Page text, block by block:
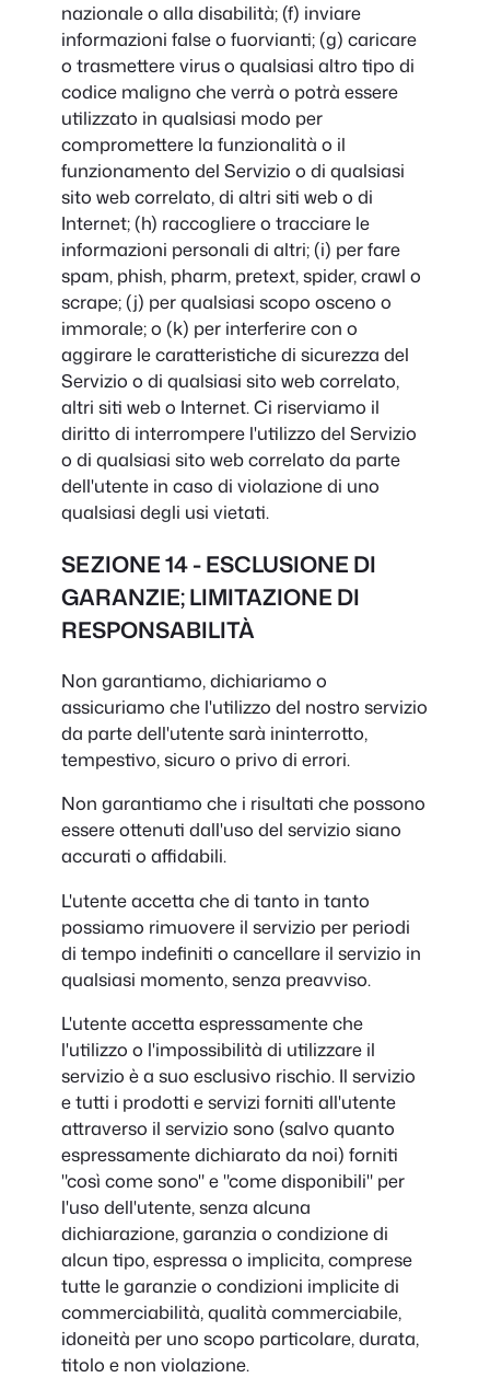
nazionale o alla disabilità; (f) inviare
informazioni false o fuorvianti; (g) caricare
o trasmettere virus o qualsiasi altro tipo di
codice maligno che verrà o potrà essere
utilizzato in qualsiasi modo per
compromettere la funzionalità o il
funzionamento del Servizio o di qualsiasi
sito web correlato, di altri siti web o di
Internet; (h) raccogliere o tracciare le
informazioni personali di altri; (i) per fare
spam, phish, pharm, pretext, spider, crawl o
scrape; (j) per qualsiasi scopo osceno o
immorale; o (k) per interferire con o
aggirare le caratteristiche di sicurezza del
Servizio o di qualsiasi sito web correlato,
altri siti web o Internet. Ci riserviamo il
diritto di interrompere l'utilizzo del Servizio
o di qualsiasi sito web correlato da parte
dell'utente in caso di violazione di uno
qualsiasi degli usi vietati.
SEZIONE 14 - ESCLUSIONE DI
GARANZIE; LIMITAZIONE DI
RESPONSABILITÀ
Non garantiamo, dichiariamo o
assicuriamo che l'utilizzo del nostro servizio
da parte dell'utente sarà ininterrotto,
tempestivo, sicuro o privo di errori.
Non garantiamo che i risultati che possono
essere ottenuti dall'uso del servizio siano
accurati o affidabili.
L'utente accetta che di tanto in tanto
possiamo rimuovere il servizio per periodi
di tempo indefiniti o cancellare il servizio in
qualsiasi momento, senza preavviso.
L'utente accetta espressamente che
l'utilizzo o l'impossibilità di utilizzare il
servizio è a suo esclusivo rischio. Il servizio
e tutti i prodotti e servizi forniti all'utente
attraverso il servizio sono (salvo quanto
espressamente dichiarato da noi) forniti
"così come sono" e "come disponibili" per
l'uso dell'utente, senza alcuna
dichiarazione, garanzia o condizione di
alcun tipo, espressa o implicita, comprese
tutte le garanzie o condizioni implicite di
commerciabilità, qualità commerciabile,
idoneità per uno scopo particolare, durata,
titolo e non violazione.